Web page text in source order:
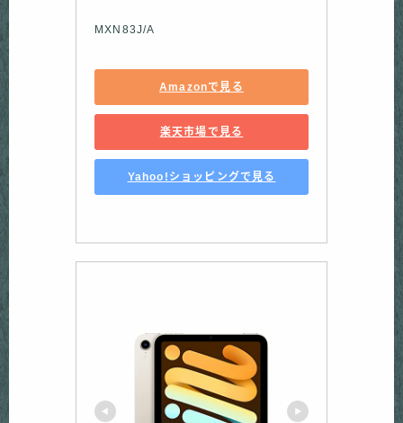
MXN83J/A
Amazonで見る
楽天市場で見る
Yahoo!ショッピングで見る